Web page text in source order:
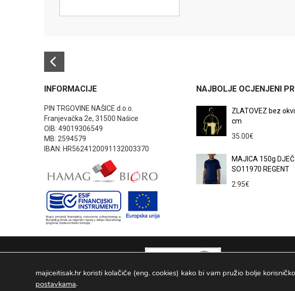
INFORMACIJE
PIN TRGOVINE NAŠICE d.o.o.
Franjevačka 2e, 31500 Našice
OIB: 49019306549
MB: 2594579
IBAN: HR5624120091132003370
NAJBOLJE OCJENJENI
ZLATOVEZ bez
cm
35.00€
MAJICA 150g
SO11970 REGENT
2.95€
PIN TRGOVINE
majiceitisak.hr koristi kolačiće (eng. cookies) kako bi vam pružio bolje
postavkama.